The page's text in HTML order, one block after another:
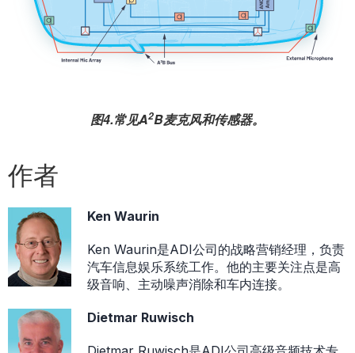
图4.常见A2B麦克风和传感器。
作者
Ken Waurin
Ken Waurin是ADI公司的战略营销经理，负责
汽车信息娱乐系统工作。他的主要关注点是高
级音响、主动噪声消除和车内连接。
Dietmar Ruwisch